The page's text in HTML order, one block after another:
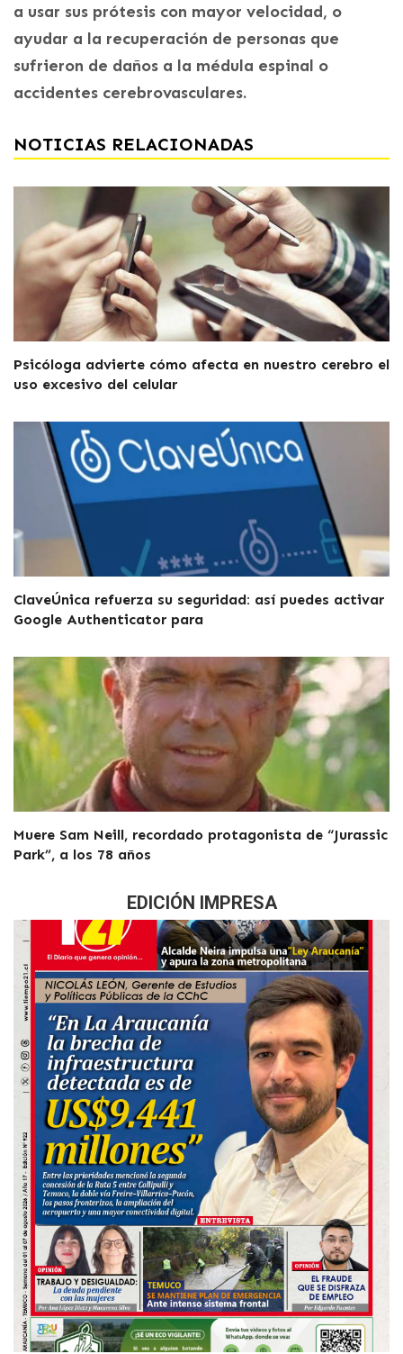
a usar sus prótesis con mayor velocidad, o
ayudar a la recuperación de personas que
sufrieron de daños a la médula espinal o
accidentes cerebrovasculares.
NOTICIAS RELACIONADAS
Psicóloga advierte cómo afecta en nuestro cerebro el
uso excesivo del celular
ClaveÚnica refuerza su seguridad: así puedes activar
Google Authenticator para
Muere Sam Neill, recordado protagonista de “Jurassic
Park”, a los 78 años
EDICIÓN IMPRESA